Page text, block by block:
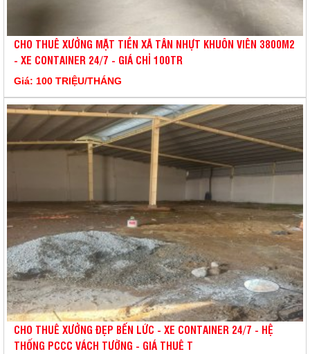
CHO THUÊ XƯỞNG MẶT TIỀN XÃ TÂN NHỰT KHUÔN VIÊN 3800M2
- XE CONTAINER 24/7 - GIÁ CHỈ 100TR
Giá: 100 TRIỆU/THÁNG
CHO THUÊ XƯỞNG ĐẸP BẾN LỨC - XE CONTAINER 24/7 - HỆ
THỐNG PCCC VÁCH TƯỜNG - GIÁ THUÊ T